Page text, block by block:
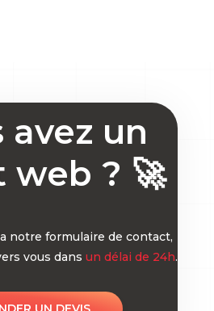
avez un
web ? 🚀
notre formulaire de contact,
vous dans un délai de 24h.